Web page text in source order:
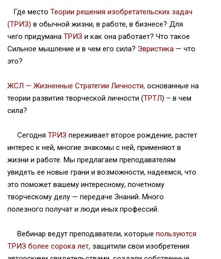
Где место Теории решения изобретательских задач
(ТРИЗ) в обычной жизни, в работе, в бизнесе? Для
чего придумана ТРИЗ и как она работает? Что такое
Сильное мышление и в чем его сила? Эвристика — что
это?
ЖСЛ — Жизненные Стратегии Личности, основанные на
теории развития творческой личности (ТРТЛ) – в чем
сила?
Сегодня ТРИЗ переживает второе рождение, растет
интерес к ней, многие знакомы с ней, применяют в
жизни и работе. Мы предлагаем преподавателям
увидеть ее новые грани и возможности, надеемся, что
это поможет вашему интересному, почетному
творческому делу — передаче Знаний. Много
полезного получат и люди иных профессий.
Вебинар ведут преподаватели, которые пользуются
ТРИЗ более сорока лет, защитили свои изобретения